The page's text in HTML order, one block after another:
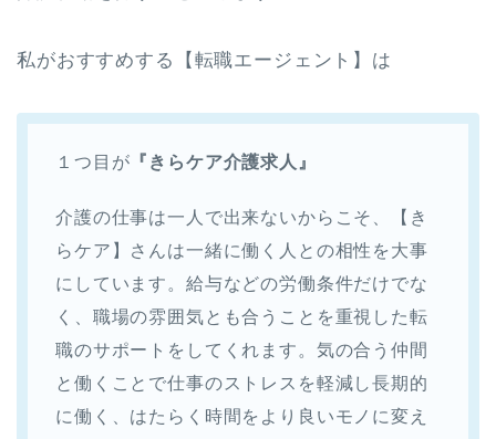
私がおすすめする【転職エージェント】は
１つ目が 『きらケア介護求人』
介護の仕事は一人で出来ないからこそ、【き
らケア】さんは一緒に働く人との相性を大事
にしています。給与などの労働条件だけでな
く、職場の雰囲気とも合うことを重視した転
職のサポートをしてくれます。気の合う仲間
と働くことで仕事のストレスを軽減し長期的
に働く、はたらく時間をより良いモノに変え